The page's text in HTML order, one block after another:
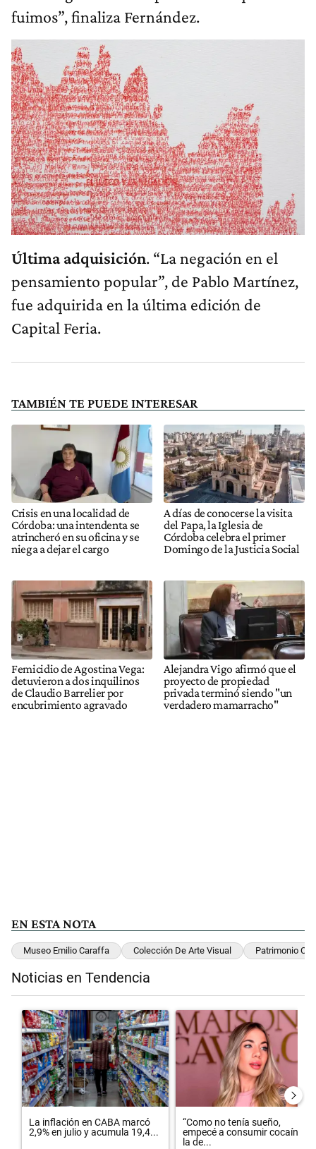
fuimos”, finaliza Fernández.
Última adquisición. “La negación en el
pensamiento popular”, de Pablo Martínez,
fue adquirida en la última edición de
Capital Feria.
TAMBIÉN TE PUEDE INTERESAR
Crisis en una localidad de
Córdoba: una intendenta se
atrincheró en su oficina y se
niega a dejar el cargo
A días de conocerse la visita
del Papa, la Iglesia de
Córdoba celebra el primer
Domingo de la Justicia Social
Femicidio de Agostina Vega:
detuvieron a dos inquilinos
de Claudio Barrelier por
encubrimiento agravado
Alejandra Vigo afirmó que el
proyecto de propiedad
privada terminó siendo "un
verdadero mamarracho"
EN ESTA NOTA
Museo Emilio Caraffa Colección De Arte Visual Patrimonio
Noticias en Tendencia
Un artículo de tendencia con el título "La inflación en CABA marcó
La inflación en CABA marcó
2,9% en julio y acumula 19,4...
Un artículo de tendencia con el
“Como no tenía sueño,
empecé a consumir cocaína”:
la de...